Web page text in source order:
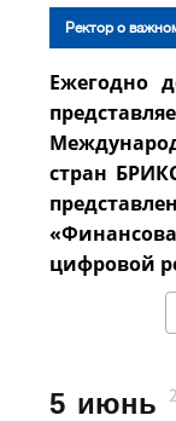
Ректор о
Ежегодно
стран
цифровой
5 июнь